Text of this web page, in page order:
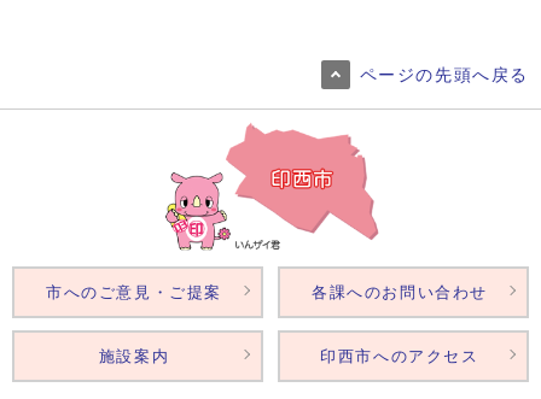
ページの先頭へ戻る
市へのご意見・ご提案 各課へのお問い合わせ
施設案内 印西市へのアクセス